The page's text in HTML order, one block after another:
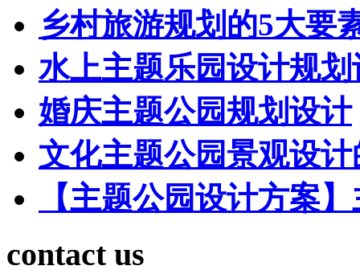
乡村旅游规划的5大要
水上主题乐园设计规划
婚庆主题公园规划设计
文化主题公园景观设计
【主题公园设计方案
contact us